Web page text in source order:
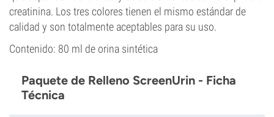
creatinina. Los tres colores tienen el mismo estándar de
calidad y son totalmente aceptables para su uso.
Contenido: 80 ml de orina sintética
Paquete de Relleno ScreenUrin - Ficha
Técnica